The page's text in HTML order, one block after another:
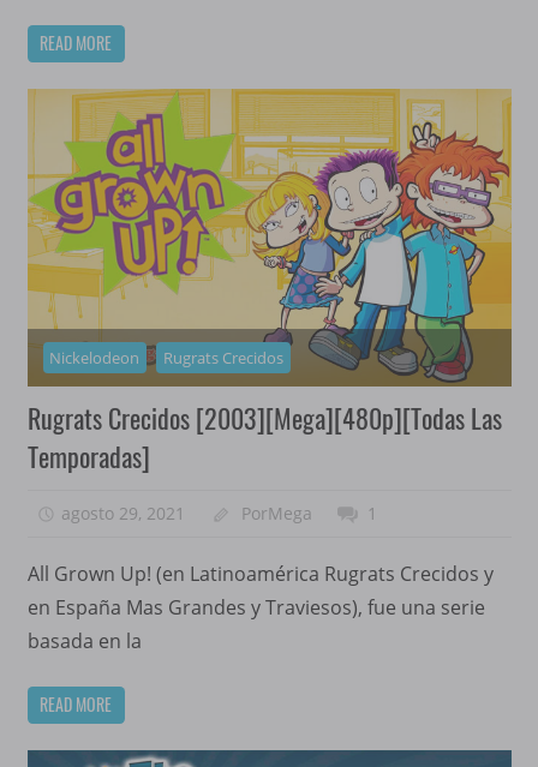
READ MORE
Nickelodeon Rugrats Crecidos
Rugrats Crecidos [2003][Mega][480p][Todas Las
Temporadas]
agosto 29, 2021 PorMega 1
All Grown Up! (en Latinoamérica Rugrats Crecidos y
en España Mas Grandes y Traviesos), fue una serie
basada en la
READ MORE